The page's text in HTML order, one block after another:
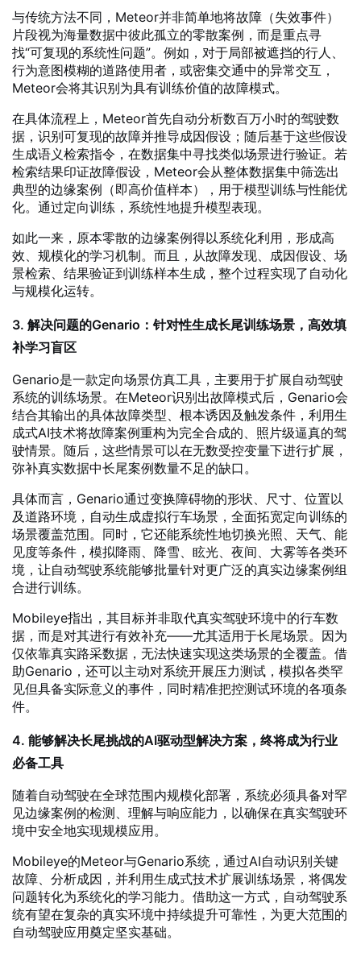
与传统方法不同，Meteor并非简单地将故障（失效事件）
片段视为海量数据中彼此孤立的零散案例，而是重点寻
找“可复现的系统性问题”。例如，对于局部被遮挡的行人、
行为意图模糊的道路使用者，或密集交通中的异常交互，
Meteor会将其识别为具有训练价值的故障模式。
在具体流程上，Meteor首先自动分析数百万小时的驾驶数
据，识别可复现的故障并推导成因假设；随后基于这些假设
生成语义检索指令，在数据集中寻找类似场景进行验证。若
检索结果印证故障假设，Meteor会从整体数据集中筛选出
典型的边缘案例（即高价值样本），用于模型训练与性能优
化。通过定向训练，系统性地提升模型表现。
如此一来，原本零散的边缘案例得以系统化利用，形成高
效、规模化的学习机制。而且，从故障发现、成因假设、场
景检索、结果验证到训练样本生成，整个过程实现了自动化
与规模化运转。
3. 解决问题的Genario：针对性生成长尾训练场景，高效填
补学习盲区
Genario是一款定向场景仿真工具，主要用于扩展自动驾驶
系统的训练场景。在Meteor识别出故障模式后，Genario会
结合其输出的具体故障类型、根本诱因及触发条件，利用生
成式AI技术将故障案例重构为完全合成的、照片级逼真的驾
驶情景。随后，这些情景可以在无数受控变量下进行扩展，
弥补真实数据中长尾案例数量不足的缺口。
具体而言，Genario通过变换障碍物的形状、尺寸、位置以
及道路环境，自动生成虚拟行车场景，全面拓宽定向训练的
场景覆盖范围。同时，它还能系统性地切换光照、天气、能
见度等条件，模拟降雨、降雪、眩光、夜间、大雾等各类环
境，让自动驾驶系统能够批量针对更广泛的真实边缘案例组
合进行训练。
Mobileye指出，其目标并非取代真实驾驶环境中的行车数
据，而是对其进行有效补充——尤其适用于长尾场景。因为
仅依靠真实路采数据，无法快速实现这类场景的全覆盖。借
助Genario，还可以主动对系统开展压力测试，模拟各类罕
见但具备实际意义的事件，同时精准把控测试环境的各项条
件。
4. 能够解决长尾挑战的AI驱动型解决方案，终将成为行业
必备工具
随着自动驾驶在全球范围内规模化部署，系统必须具备对罕
见边缘案例的检测、理解与响应能力，以确保在真实驾驶环
境中安全地实现规模应用。
Mobileye的Meteor与Genario系统，通过AI自动识别关键
故障、分析成因，并利用生成式技术扩展训练场景，将偶发
问题转化为系统化的学习能力。借助这一方式，自动驾驶系
统有望在复杂的真实环境中持续提升可靠性，为更大范围的
自动驾驶应用奠定坚实基础。